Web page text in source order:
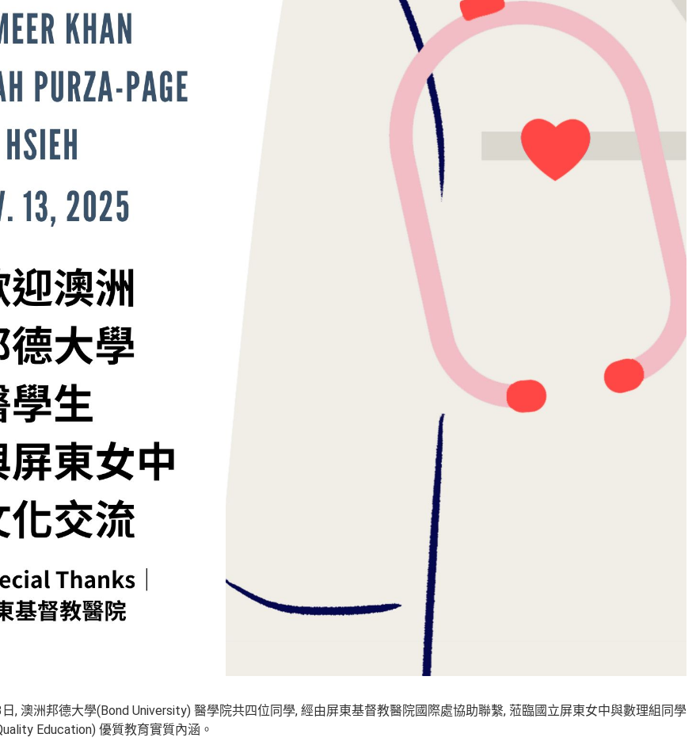
, 澳洲邦德大學(Bond University) 醫學院共四位同學, 經由屏東基督教醫院國際處協助聯繫, 蒞臨國立屏東女中與數理組同學
Education) 優質教育實質內涵。